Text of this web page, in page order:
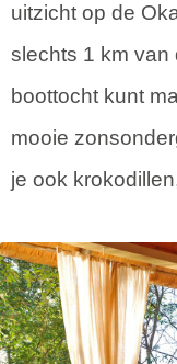
uitzicht op de
slechts 1 km van
boottocht kunt
mooie
je ook